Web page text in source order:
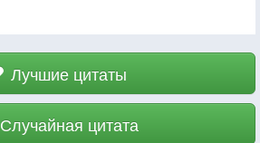
Лучшие цитаты
Случайная цитата